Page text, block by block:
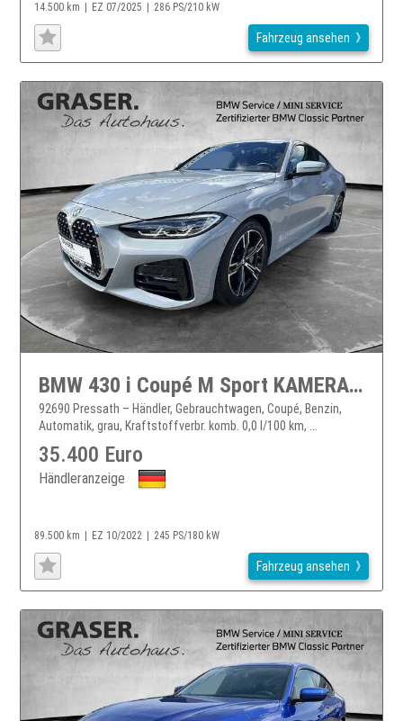
14.500 km EZ 07/2025 286 PS/210 kW
Fahrzeug ansehen
BMW 430 i Coupé M Sport KAMERA DAB LED
92690 Pressath – Händler, Gebrauchtwagen, Coupé, Benzin,
Automatik, grau, Kraftstoffverbr. komb. 0,0 l/100 km, ...
35.400 Euro
Händleranzeige
89.500 km EZ 10/2022 245 PS/180 kW
Fahrzeug ansehen